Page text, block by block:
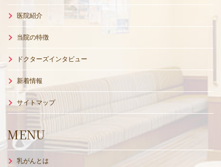
医院紹介
当院の特徴
ドクターズインタビュー
新着情報
サイトマップ
MENU
乳がんとは